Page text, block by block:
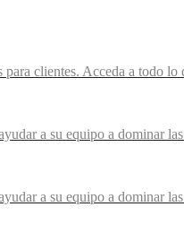
para clientes. Acceda a todo
a su equipo a dominar
a su equipo a dominar